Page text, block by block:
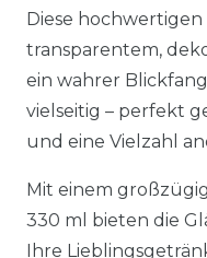
Diese
transparentem,
ein wahrer
vielseitig – perfekt
und eine Vielzahl
Mit einem
330 ml bieten die
Ihre